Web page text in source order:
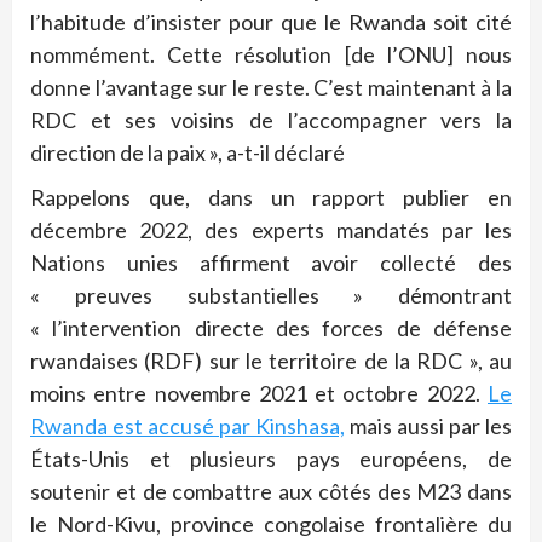
l’habitude d’insister pour que le Rwanda soit cité
nommément. Cette résolution [de l’ONU] nous
donne l’avantage sur le reste. C’est maintenant à la
RDC et ses voisins de l’accompagner vers la
direction de la paix », a-t-il déclaré
Rappelons que, dans un rapport publier en
décembre 2022, des experts mandatés par les
Nations unies affirment avoir collecté des
« preuves substantielles » démontrant
« l’intervention directe des forces de défense
rwandaises (RDF) sur le territoire de la RDC », au
moins entre novembre 2021 et octobre 2022. Le
Rwanda est accusé par Kinshasa, mais aussi par les
États-Unis et plusieurs pays européens, de
soutenir et de combattre aux côtés des M23 dans
le Nord-Kivu, province congolaise frontalière du